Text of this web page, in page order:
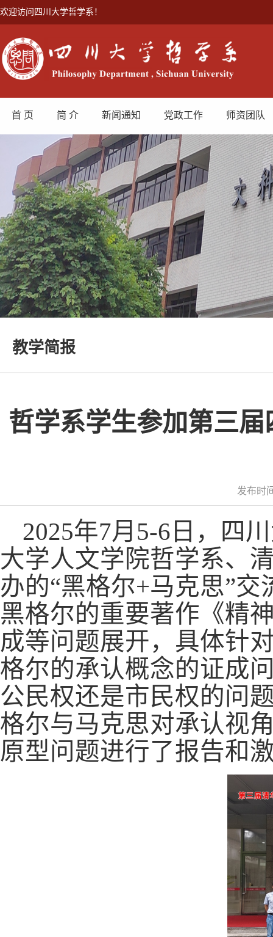
欢迎访问四川大学哲学系！
首 页 简 介 新闻通知 党政工作 师资团队
教学简报
哲学系学生参加第三
发布时
2025年7月5-6日，四
大学人文学院哲学系、
办的“黑格尔+马克思”
黑格尔的重要著作《精
成等问题展开，具体针
格尔的承认概念的证成
公民权还是市民权的问
格尔与马克思对承认视
原型问题进行了报告和